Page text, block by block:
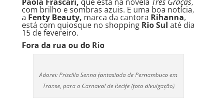
com brilho e sombras azuis. E uma boa notícia,
a Fenty Beauty, marca da cantora Rihanna,
está com quiosque no shopping Rio Sul até dia
15 de fevereiro.
Fora da rua ou do Rio
Adorei: Priscilla Senna fantasiada de Pernambuco em
Transe, para o Carnaval de Recife (foto divulgação)